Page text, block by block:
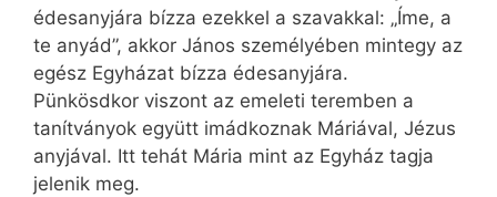
édesanyjára bízza ezekkel a szavakkal: „Íme, a
te anyád”, akkor János személyében mintegy az
egész Egyházat bízza édesanyjára.
Pünkösdkor viszont az emeleti teremben a
tanítványok együtt imádkoznak Máriával, Jézus
anyjával. Itt tehát Mária mint az Egyház tagja
jelenik meg.